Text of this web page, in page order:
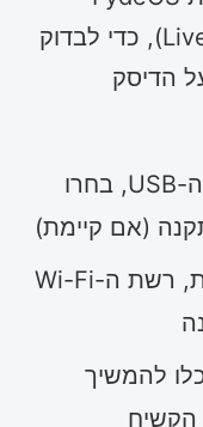
ישירות מה-USB במצב ניסיון (Live), כדי לבדוק
הדיסק
לאחר שהמחשב עלה מה-USB, בחרו
(אם קיימת)
בדקו שהעכבר, המקלדת, רשת ה-Wi-Fi
להמשיך